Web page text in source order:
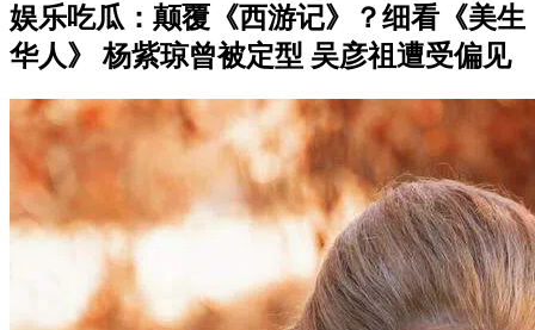
娱乐吃瓜：颠覆《西游记》？细看《美生
华人》 杨紫琼曾被定型 吴彦祖遭受偏见